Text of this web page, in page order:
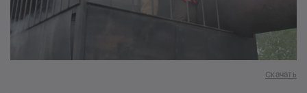
Скачать